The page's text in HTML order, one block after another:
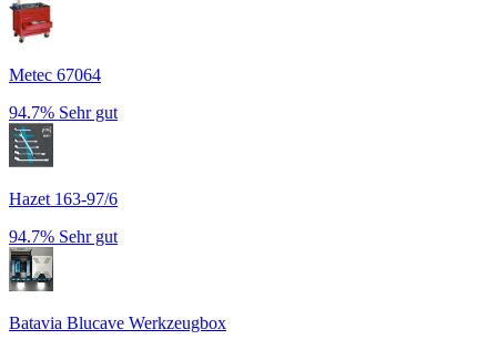
Metec 67064
94.7% Sehr gut
Hazet 163-97/6
94.7% Sehr gut
Batavia Blucave Werkzeugbox